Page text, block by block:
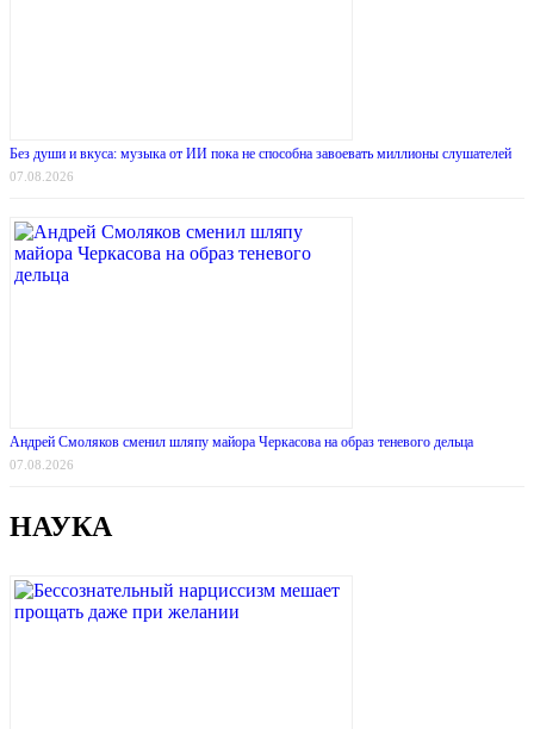
Без души и вкуса: музыка от ИИ пока не способна завоевать миллионы слушателей
07.08.2026
Андрей Смоляков сменил шляпу майора Черкасова на образ теневого дельца
07.08.2026
НАУКА